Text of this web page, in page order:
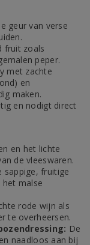
geur van verse
fruit zoals
peper.
met zachte
en
maken.
en nodigt direct
en het lichte
de vleeswaren.
sappige, fruitige
malse
rode wijn als
te overheersen.
De
naadloos aan bij